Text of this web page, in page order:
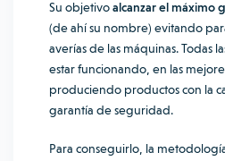
Su objetivoalcanzar el máximo
(de ahí su nombre) evitando
averías de las máquinas. Todas
estar funcionando, en las
produciendo productos con la
garantía de seguridad.
Para conseguirlo, la